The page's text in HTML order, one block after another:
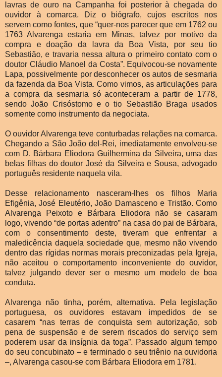
lavras de ouro na Campanha foi posterior à chegada do
ouvidor à comarca. Diz o biógrafo, cujos escritos nos
servem como fontes, que “quer-nos parecer que em 1762 ou
1763 Alvarenga estaria em Minas, talvez por motivo da
compra e doação da lavra da Boa Vista, por seu tio
Sebastião, e travaria nessa altura o primeiro contato com o
doutor Cláudio Manoel da Costa”. Equivocou-se novamente
Lapa, possivelmente por desconhecer os autos de sesmaria
da fazenda da Boa Vista. Como vimos, as articulações para
a compra da sesmaria só aconteceram a partir de 1778,
sendo João Crisóstomo e o tio Sebastião Braga usados
somente como instrumento da negociata.
O ouvidor Alvarenga teve conturbadas relações na comarca.
Chegando a São João del-Rei, imediatamente envolveu-se
com D. Bárbara Eliodora Guilhermina da Silveira, uma das
belas filhas do doutor José da Silveira e Sousa, advogado
português residente naquela vila.
Desse relacionamento nasceram-lhes os filhos Maria
Efigênia, José Eleutério, João Damasceno e Tristão. Como
Alvarenga Peixoto e Bárbara Eliodora não se casaram
logo, vivendo “de portas adentro” na casa do pai de Bárbara,
com o consentimento deste, tiveram que enfrentar a
maledicência daquela sociedade que, mesmo não vivendo
dentro das rígidas normas morais preconizadas pela Igreja,
não aceitou o comportamento inconveniente do ouvidor,
talvez julgando dever ser o mesmo um modelo de boa
conduta.
Alvarenga não tinha, porém, alternativa. Pela legislação
portuguesa, os ouvidores estavam impedidos de se
casarem “nas terras de conquista sem autorização, sob
pena de suspensão e de serem riscados do serviço sem
poderem usar da insígnia da toga”. Passado algum tempo
do seu concubinato – e terminado o seu triênio na ouvidoria
–, Alvarenga casou-se com Bárbara Eliodora em 1781.